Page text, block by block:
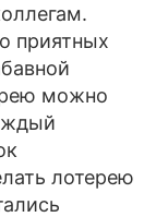
приятных
можно
лотерею